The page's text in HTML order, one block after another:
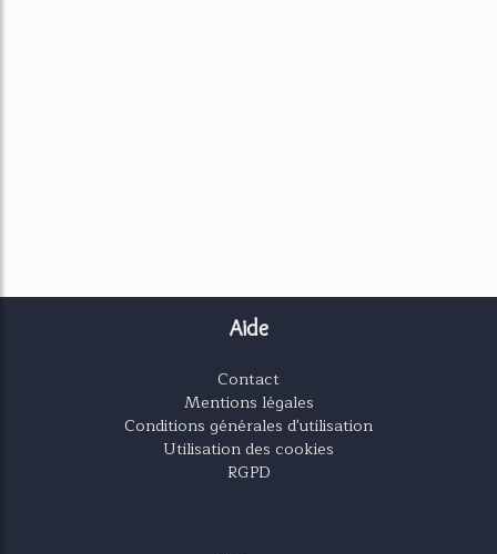
Aide
Contact
Mentions légales
Conditions générales d'utilisation
Utilisation des cookies
RGPD